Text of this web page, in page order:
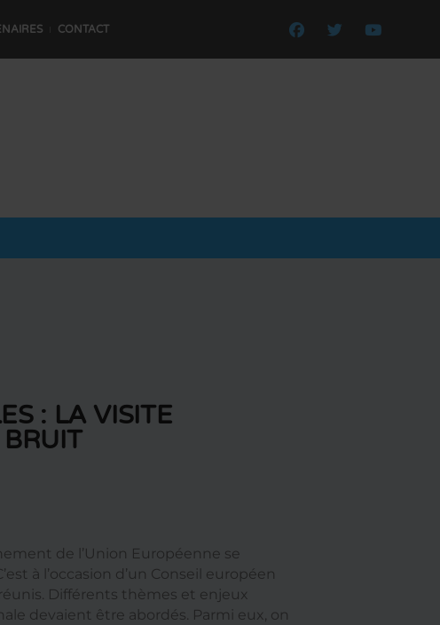
CONTACT
: LA VISITE
de l’Union Européenne se
à l’occasion d’un Conseil européen
Différents thèmes et enjeux
devaient être abordés. Parmi eux, on